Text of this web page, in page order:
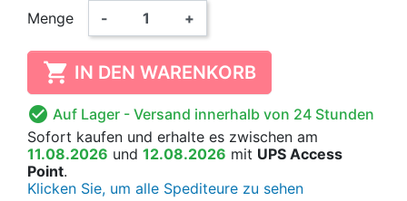
Menge - +
 IN DEN WARENKORB
 Auf Lager - Versand innerhalb von 24 Stunden
Sofort kaufen und erhalte es zwischen am
11.08.2026 und 12.08.2026 mit UPS Access
Point.
Klicken Sie, um alle Spediteure zu sehen